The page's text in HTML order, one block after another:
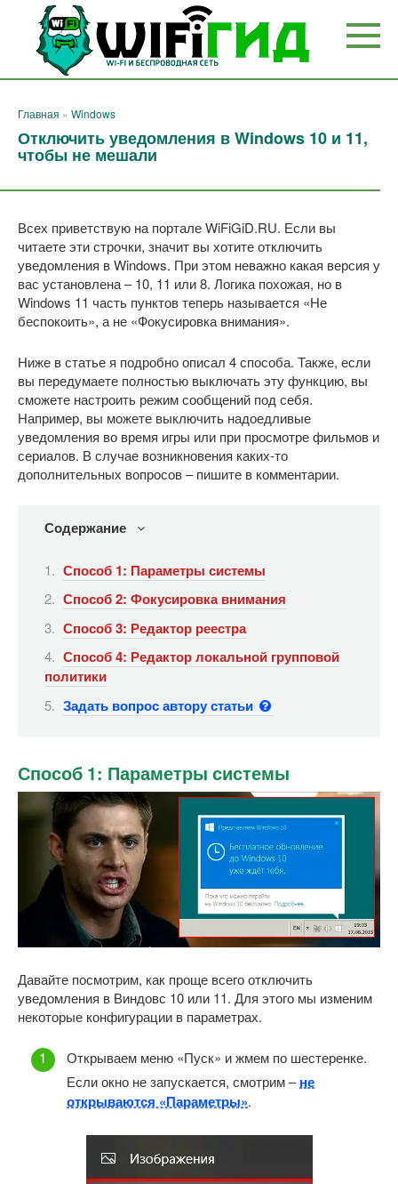
Перейти
контенту
Главная » Windows
Отключить уведомления в Windows 10 и 11,
чтобы не мешали
Всех приветствую на портале WiFiGiD.RU. Если вы
читаете эти строчки, значит вы хотите отключить
уведомления в Windows. При этом неважно какая версия у
вас установлена – 10, 11 или 8. Логика похожая, но в
Windows 11 часть пунктов теперь называется «Не
беспокоить», а не «Фокусировка внимания».
Ниже в статье я подробно описал 4 способа. Также, если
вы передумаете полностью выключать эту функцию, вы
сможете настроить режим сообщений под себя.
Например, вы можете выключить надоедливые
уведомления во время игры или при просмотре фильмов и
сериалов. В случае возникновения каких-то
дополнительных вопросов – пишите в комментарии.
Содержание
Способ 1: Параметры системы
Способ 2: Фокусировка внимания
Способ 3: Редактор реестра
Способ 4: Редактор локальной групповой
политики
Задать вопрос автору статьи
Способ 1: Параметры системы
Давайте посмотрим, как проще всего отключить
уведомления в Виндовс 10 или 11. Для этого мы изменим
некоторые конфигурации в параметрах.
Открываем меню «Пуск» и жмем по шестеренке.
Если окно не запускается, смотрим –не
открываются «Параметры».